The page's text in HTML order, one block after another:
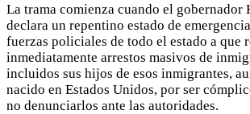
La trama comienza cuando el gobernador
declara un repentino estado de
fuerzas policiales de todo el estado a que
inmediatamente arrestos masivos de
incluidos sus hijos de esos inmigrantes,
nacido en Estados Unidos, por ser
no denunciarlos ante las autoridades.